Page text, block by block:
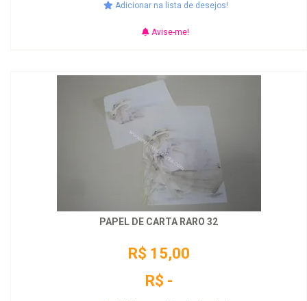
Adicionar na lista de desejos!
Avise-me!
PAPEL DE CARTA RARO 32
R$ 15,00
R$ -